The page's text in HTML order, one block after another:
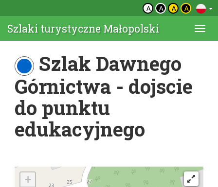
A A A A
Szlaki turystyczne Małopolski
Szlak Dawnego
Górnictwa - dojscie
do punktu
edukacyjnego
+